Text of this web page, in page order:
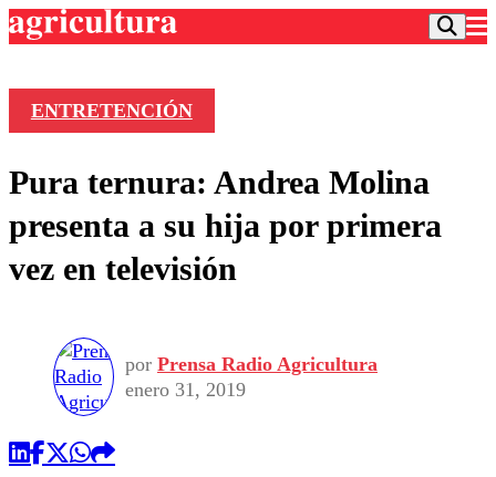
Frecuencias
Agricultura TV
Deportes
Colo Colo
Seleccion Chilena
Torneo Internacional
Entretención
Economía
Internacional
Publicaciones en medios
Opinión
ENTRETENCIÓN
Pura ternura: Andrea Molina
presenta a su hija por primera
vez en televisión
por Prensa Radio Agricultura
enero 31, 2019